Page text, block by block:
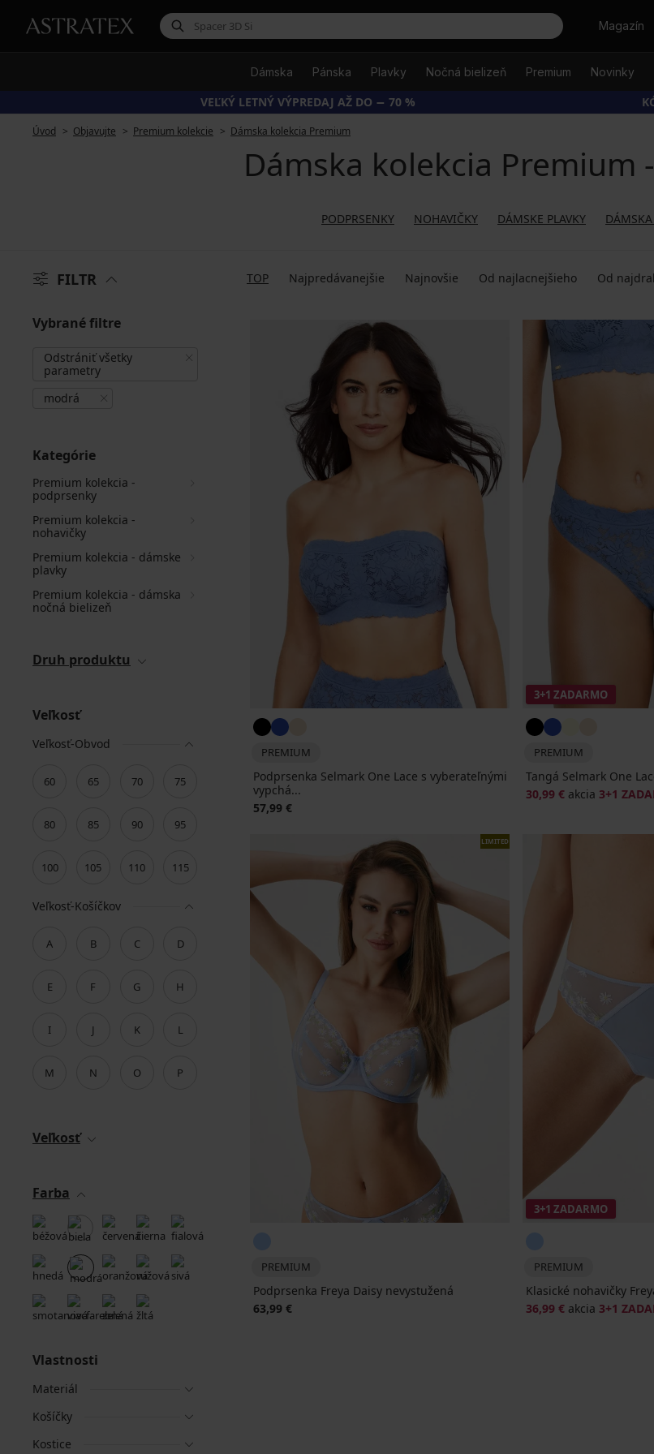
HľadaťMagazín
Dámska Pánska Plavky Nočná bielizeň Premium Novinky
VEĽKÝ LETNÝ VÝPREDAJ AŽ DO − 70 %
Úvod Objavujte Premium kolekcie Dámska kolekcia Premium
Dámska kolekcia Premium
PODPRSENKY NOHAVIČKY DÁMSKE PLAVKY
FILTR TOP Najpredávanejšie Najnovšie Od najlacnejšieho Od
Vybrané filtre
Odstrániť všetky
parametry
modrá
Kategórie
Premium kolekcia -
podprsenky
Premium kolekcia -
nohavičky
Premium kolekcia - dámske
plavky
Premium kolekcia - dámska
nočná bielizeň
Druh produktu
Veľkosť
Veľkosť-Obvod
60 65 70 75
80 85 90 95
100 105 110 115
Veľkosť-Košíčkov
A B C D
E F G H
I J K L
M N O P
Veľkosť
Farba
Vlastnosti
Materiál
Košíčky
Kostice
PREMIUM
Podprsenka Selmark One Lace s vyberateľnými
vypchá...
57,99 €
3+1 ZADARMO
PREMIUM
Tangá Selmark One
30,99 € akcia 3+1
LIMITED
PREMIUM
Podprsenka Freya Daisy nevystužená
63,99 €
3+1 ZADARMO
PREMIUM
Klasické nohavičky
36,99 € akcia 3+1